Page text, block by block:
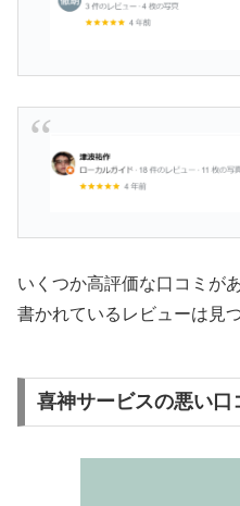
いくつか高評価な口コミが
書かれているレビューは見
喜神サービスの悪い口